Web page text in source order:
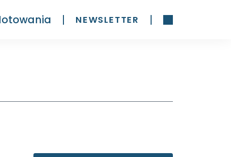
NEWSLETTER